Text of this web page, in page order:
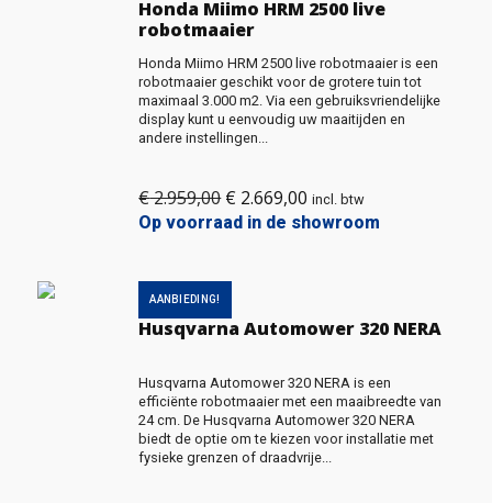
Honda Miimo HRM 2500 live
robotmaaier
Honda Miimo HRM 2500 live robotmaaier is een
robotmaaier geschikt voor de grotere tuin tot
maximaal 3.000 m2. Via een gebruiksvriendelijke
display kunt u eenvoudig uw maaitijden en
andere instellingen...
€2.959,00 Oorspronkelijke
prijs
€ 2.669,00 Huidige
prijs
incl. btw
Op voorraad in de showroom
AANBIEDING!
Husqvarna Automower 320 NERA
Husqvarna Automower 320 NERA is een
efficiënte robotmaaier met een maaibreedte van
24 cm. De Husqvarna Automower 320 NERA
biedt de optie om te kiezen voor installatie met
fysieke grenzen of draadvrije...